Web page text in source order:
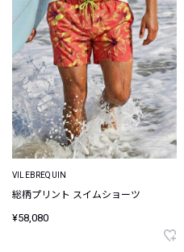
VILEBREQUIN
総柄プリント スイムショーツ
¥58,080